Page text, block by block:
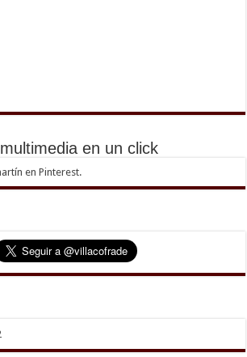
en un click
en Pinterest.